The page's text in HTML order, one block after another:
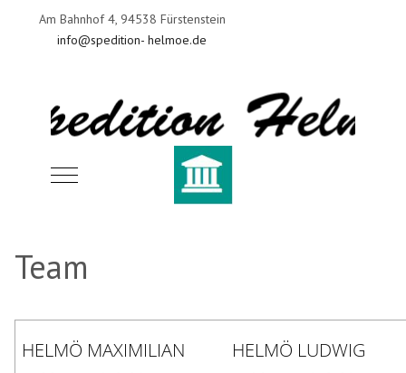
Am Bahnhof 4, 94538 Fürstenstein
info@spedition- helmoe.de
Mobile Menu Toggle
Team
HELMÖ MAXIMILIAN HELMÖ LUDWIG